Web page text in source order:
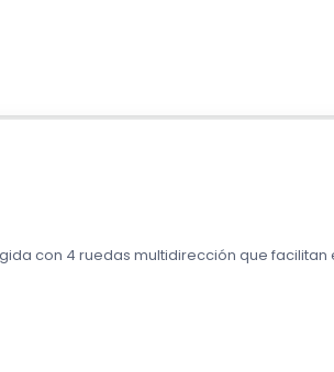
con 4 ruedas multidirección que